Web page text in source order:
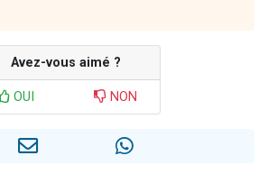
Avez-vous aimé ?
OUI NON